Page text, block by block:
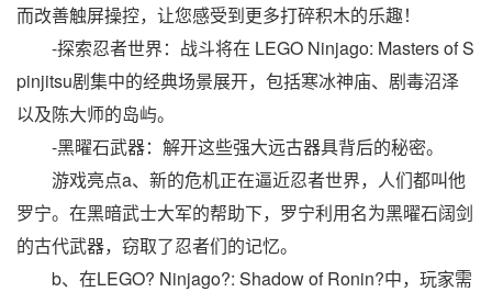
而改善触屏操控，让您感受到更多打碎积木的乐趣！
-探索忍者世界：战斗将在 LEGO Ninjago: Masters of S
pinjitsu剧集中的经典场景展开，包括寒冰神庙、剧毒沼泽
以及陈大师的岛屿。
-黑曜石武器：解开这些强大远古器具背后的秘密。
游戏亮点a、新的危机正在逼近忍者世界，人们都叫他
罗宁。在黑暗武士大军的帮助下，罗宁利用名为黑曜石阔剑
的古代武器，窃取了忍者们的记忆。
b、在LEGO? Ninjago?: Shadow of Ronin?中，玩家需